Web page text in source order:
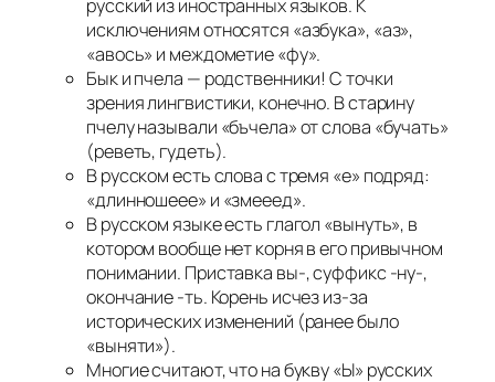
русский из иностранных языков. К
исключениям относятся «азбука», «аз»,
«авось» и междометие «фу».
Бык и пчела — родственники! С точки
зрения лингвистики, конечно. В старину
пчелу называли «бъчела» от слова «бучать»
(реветь, гудеть).
В русском есть слова с тремя «е» подряд:
«длинношеее» и «змееед».
В русском языке есть глагол «вынуть», в
котором вообще нет корня в его привычном
понимании. Приставка вы-, суффикс -ну-,
окончание -ть. Корень исчез из-за
исторических изменений (ранее было
«выняти»).
Многие считают, что на букву «Ы» русских